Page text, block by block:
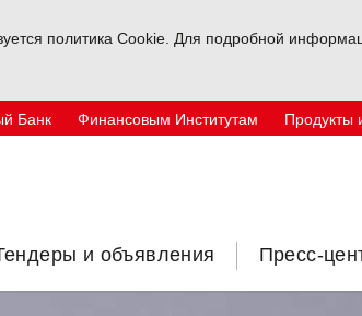
политика Cookie. Для подробной
Банк Финансовым Институтам Продукты
и объявления Пресс-